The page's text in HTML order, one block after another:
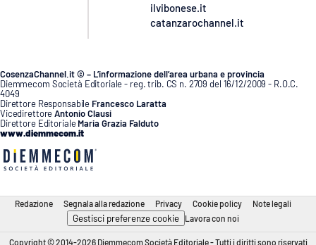
ilvibonese.it
catanzarochannel.it
CosenzaChannel.it © – L’informazione dell’area urbana e provincia
Diemmecom Società Editoriale - reg. trib. CS n. 2709 del 16/12/2009 - R.O.C.
4049
Direttore Responsabile Francesco Laratta
VicedirettoreAntonio Clausi
Direttore Editoriale Maria Grazia Falduto
www.diemmecom.it
Redazione Segnala alla redazione Privacy Cookie policy Note legali
Gestisci preferenze cookie Lavora con noi
Copyright © 2014-2026 Diemmecom Società Editoriale - Tutti i diritti sono riservati